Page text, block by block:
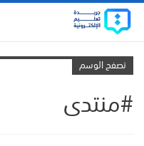
تصفح الوسم
#منتدى